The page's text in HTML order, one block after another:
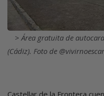
Área gratuita de
(Cádiz). Foto de
Castellar de la Frontera